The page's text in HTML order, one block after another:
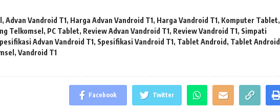
,Advan Vandroid T1, Harga Advan Vandroid T1, Harga Vandroid T1, Komputer Tablet,
Telkomsel , PC Tablet, Review Advan Vandroid T1, Review Vandroid T1, Simpati
Advan Vandroid T1, Spesifikasi Vandroid T1, Tablet Android , Tablet Android
,Vandroid T1
Facebook Twitter